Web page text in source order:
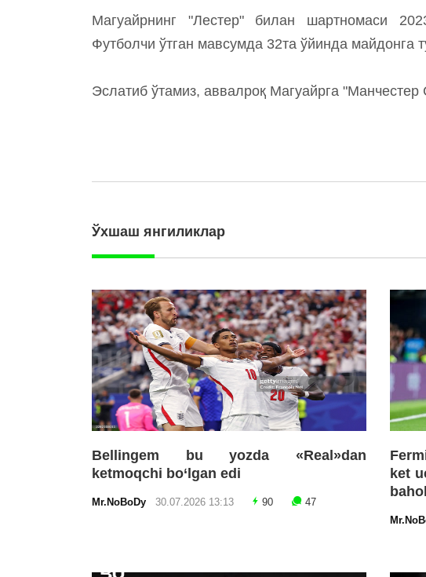
Магуайрнинг "Лестер" билан шартномаси
Футболчи ўтган мавсумда 32та ўйинда майдонга
Эслатиб ўтамиз, аввалроқ Магуайрга
Ўхшаш янгиликлар
Bellingem bu yozda «Real»dan
ketmoqchi bo‘lgan edi
Mr.NoBoDy 30.07.2026 13:13 90 47
ket